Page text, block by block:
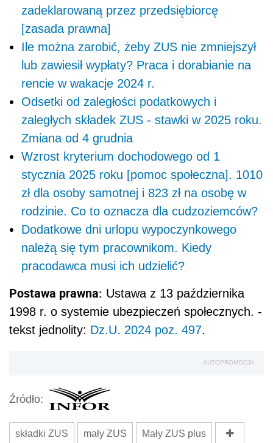
zadeklarowaną przez przedsiębiorcę
[zasada prawna]
Ile można zarobić, żeby ZUS nie zmniejszył
lub zawiesił wypłaty? Praca i dorabianie na
rencie w wakacje 2024 r.
Odsetki od zaległości podatkowych i
zaległych składek ZUS - stawki w 2025 roku.
Zmiana od 4 grudnia
Wzrost kryterium dochodowego od 1
stycznia 2025 roku [pomoc społeczna]. 1010
zł dla osoby samotnej i 823 zł na osobę w
rodzinie. Co to oznacza dla cudzoziemców?
Dodatkowe dni urlopu wypoczynkowego
należą się tym pracownikom. Kiedy
pracodawca musi ich udzielić?
Postawa prawna: Ustawa z 13 października
1998 r. o systemie ubezpieczeń społecznych. -
tekst jednolity: Dz.U. 2024 poz. 497.
AUTOPROMOCJA
Źródło:
składki ZUS mały ZUS Mały ZUS plus